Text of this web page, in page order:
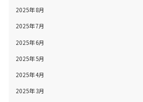
2025年8月
2025年7月
2025年6月
2025年5月
2025年4月
2025年3月